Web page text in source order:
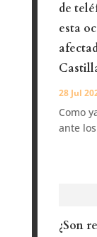
de
esta
28 Jul
Como
ante
¿Son